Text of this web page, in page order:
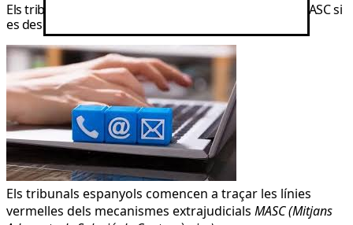
Els tribunals reconeixen que no es pot acreditar un MASC si
es desconeix les dades de contacte del demandat
Els tribunals espanyols comencen a traçar les línies
vermelles dels mecanismes extrajudicials MASC (Mitjans